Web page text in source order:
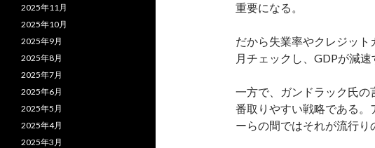
重要になる。
だから失業率やクレジッ
月チェックし、GDPが減
一方で、ガンドラック氏
番取りやすい戦略である。
ーらの間ではそれが流行り
2025年11月
2025年10月
2025年9月
2025年8月
2025年7月
2025年6月
2025年5月
2025年4月
2025年3月